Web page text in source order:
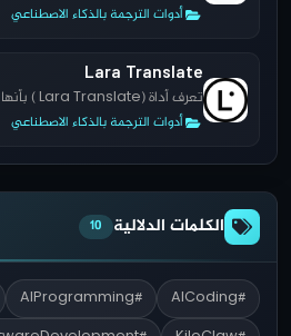
أدوات الترجمة بالذكاء الاصطناعي
Lara Translate
تعرف أداة (Lara Translate ) بأنها أداة ترجمة...
أدوات الترجمة بالذكاء الاصطناعي
الكلمات الدلالية 10
#AICoding
#AIProgramming